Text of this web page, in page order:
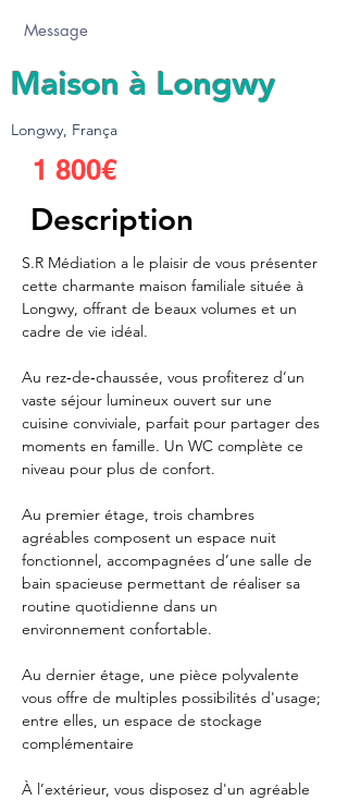
Envoyer
Maison à Longwy
Longwy, França
1 800€
Description
S.R Médiation a le plaisir de vous présenter
cette charmante maison familiale située à
Longwy, offrant de beaux volumes et un
cadre de vie idéal.
Au rez‑de‑chaussée, vous profiterez d’un
vaste séjour lumineux ouvert sur une
cuisine conviviale, parfait pour partager des
moments en famille. Un WC complète ce
niveau pour plus de confort.
Au premier étage, trois chambres
agréables composent un espace nuit
fonctionnel, accompagnées d’une salle de
bain spacieuse permettant de réaliser sa
routine quotidienne dans un
environnement confortable.
Au dernier étage, une pièce polyvalente
vous offre de multiples possibilités d'usage;
entre elles, un espace de stockage
complémentaire
À l’extérieur, vous disposez d'un agréable